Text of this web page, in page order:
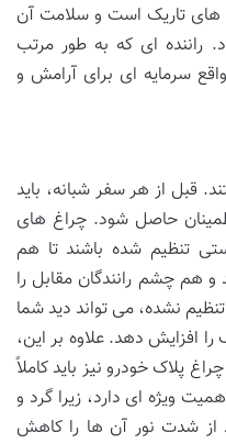
تاریک است و سلامت آن
راننده ای که به طور مرتب
سرمایه ای برای آرامش و
قبل از هر سفر شبانه، باید
حاصل شود. چراغ های
تنظیم شده باشند تا هم
و هم چشم رانندگان مقابل را
نشده، می تواند دید شما
افزایش دهد. علاوه بر این،
پلاک خودرو نیز باید کاملاً
ویژه ای دارد، زیرا گرد و
می توانند تا 50 درصد از شدت نور آن ها را کاهش